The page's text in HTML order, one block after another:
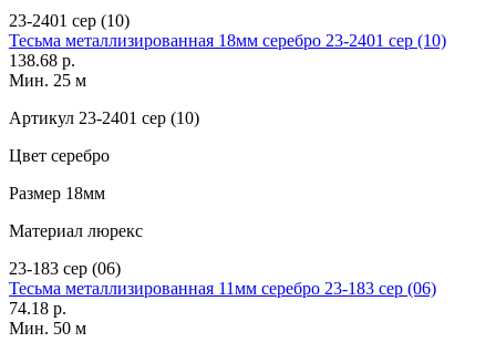
23-2401 сер (10)
Тесьма металлизированная 18мм серебро 23-2401 сер (10)
138.68 р.
Мин. 25 м
Артикул 23-2401 сер (10)
Цвет серебро
Размер 18мм
Материал люрекс
23-183 сер (06)
Тесьма металлизированная 11мм серебро 23-183 сер (06)
74.18 р.
Мин. 50 м